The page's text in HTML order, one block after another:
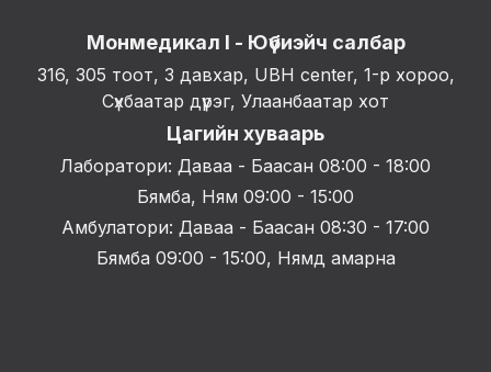
Монмедикал I - Юүбиэйч салбар
316, 305 тоот, 3 давхар, UBH center, 1-р хороо,
Сүхбаатар дүүрэг, Улаанбаатар хот
Цагийн хуваарь
Лаборатори: Даваа - Баасан 08:00 - 18:00
Бямба, Ням 09:00 - 15:00
Амбулатори: Даваа - Баасан 08:30 - 17:00
Бямба 09:00 - 15:00, Нямд амарна